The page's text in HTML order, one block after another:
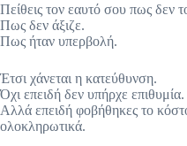
Πείθεις τον εαυτό σου πως δεν
Πως δεν άξιζε.
Πως ήταν υπερβολή.
Έτσι χάνεται η κατεύθυνση.
Όχι επειδή δεν υπήρχε επιθυμία.
Αλλά επειδή φοβήθηκες το
ολοκληρωτικά.